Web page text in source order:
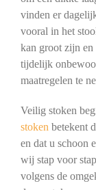
vinden er
vooral in het
kan groot zijn
tijdelijk
maatregelen te
Veilig stoken
stoken betekent
en dat u schoon
wij stap voor
volgens de